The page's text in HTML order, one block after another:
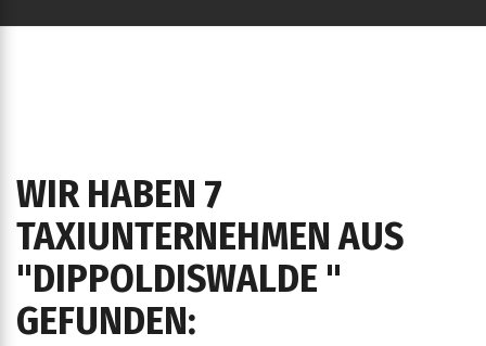
WIR HABEN 7
TAXIUNTERNEHMEN AUS
"DIPPOLDISWALDE "
GEFUNDEN: